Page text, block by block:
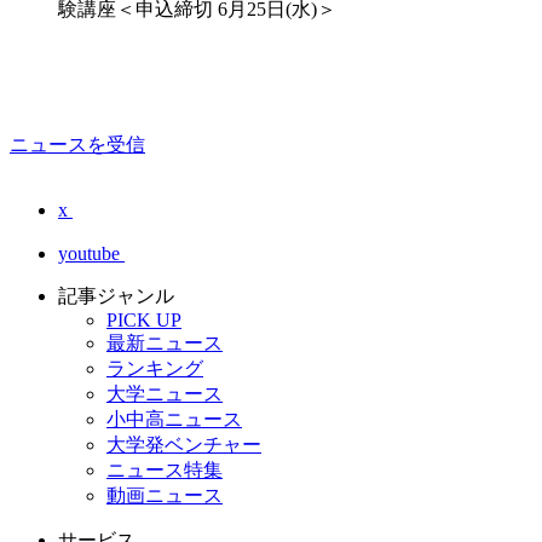
験講座＜申込締切 6月25日(水)＞
ニュースを受信
x
youtube
記事ジャンル
PICK UP
最新ニュース
ランキング
大学ニュース
小中高ニュース
大学発ベンチャー
ニュース特集
動画ニュース